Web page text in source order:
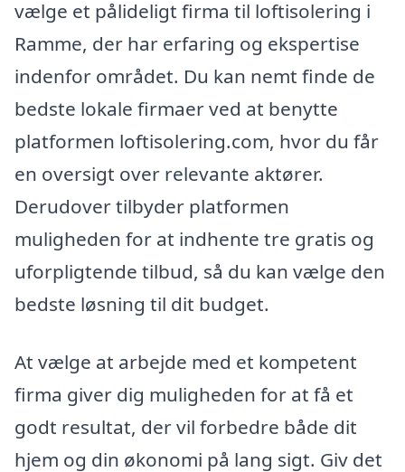
vælge et pålideligt firma til loftisolering i
Ramme, der har erfaring og ekspertise
indenfor området. Du kan nemt finde de
bedste lokale firmaer ved at benytte
platformen loftisolering.com, hvor du får
en oversigt over relevante aktører.
Derudover tilbyder platformen
muligheden for at indhente tre gratis og
uforpligtende tilbud, så du kan vælge den
bedste løsning til dit budget.
At vælge at arbejde med et kompetent
firma giver dig muligheden for at få et
godt resultat, der vil forbedre både dit
hjem og din økonomi på lang sigt. Giv det